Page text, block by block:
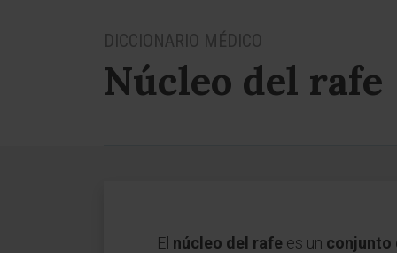
DICCIONARIO MÉDICO
Núcleo del rafe
El núcleo del rafe es un conjunto